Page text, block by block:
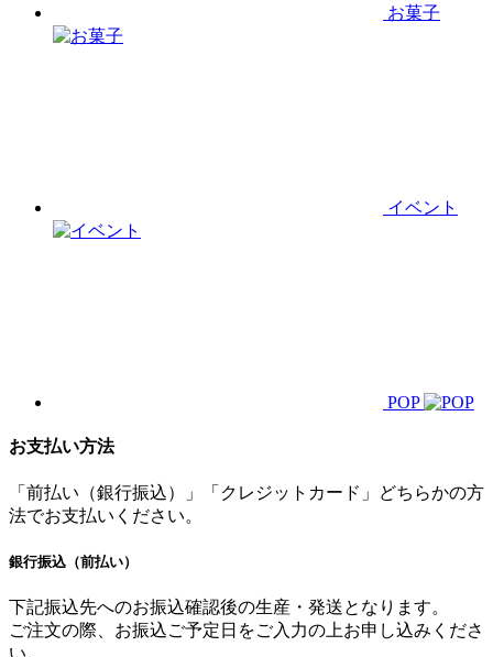
お菓子
イベント
POP
お支払い方法
「前払い（銀行振込）」「クレジットカード」どちらかの方
法でお支払いください。
銀行振込（前払い）
下記振込先へのお振込確認後の生産・発送となります。
ご注文の際、お振込ご予定日をご入力の上お申し込みくださ